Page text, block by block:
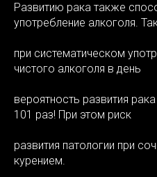
Развитию рака также
употребление алкоголя.
при систематическом
чистого алкоголя в день
вероятность развития
101 раз! При этом риск
развития патологии при
курением.